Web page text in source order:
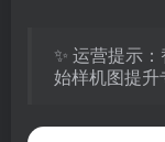
✨ 运营提示
始样机图提升